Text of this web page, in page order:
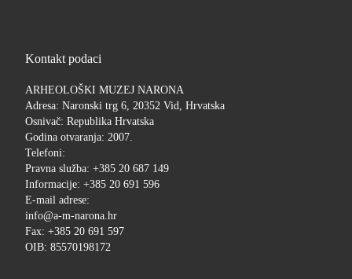
Kontakt podaci
ARHEOLOŠKI MUZEJ NARONA
Adresa: Naronski trg 6, 20352 Vid, Hrvatska
Osnivač: Republika Hrvatska
Godina otvaranja: 2007.
Telefoni:
Pravna služba: +385 20 687 149
Informacije: +385 20 691 596
E-mail adrese:
info@a-m-narona.hr
Fax: +385 20 691 597
OIB: 85570198172